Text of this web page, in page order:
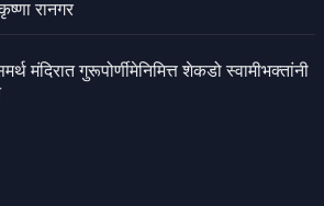
रानगर
मंदिरात गुरूपोर्णीमेनिमित्त शेकडो स्वामीभक्तांनी